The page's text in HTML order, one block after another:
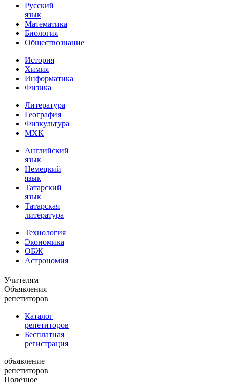
Русский
язык
Математика
Биология
Обществознание
История
Химия
Информатика
Физика
Литература
География
Физкультура
МХК
Английский
язык
Немецкий
язык
Татарский
язык
Татарская
литература
Технология
Экономика
ОБЖ
Астрономия
Учителям
Объявления
репетиторов
Каталог
репетиторов
Бесплатная
регистрация
объявление
репетиторов
Полезное